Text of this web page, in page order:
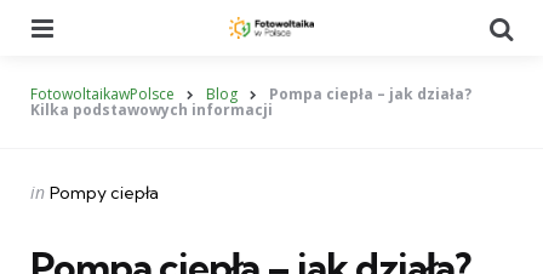
FotowoltaikawPolsce Blog Pompa ciepła – jak działa?
Kilka podstawowych informacji
Categories
Posted
in Pompy ciepła